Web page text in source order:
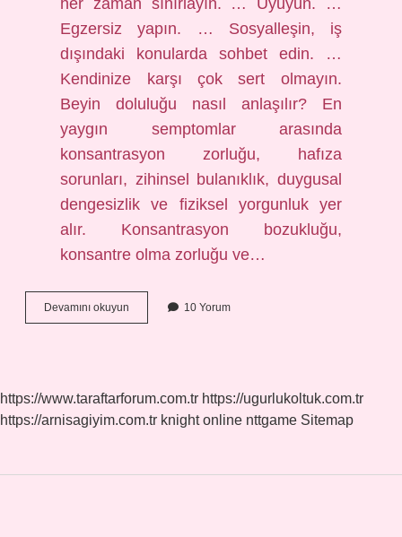
her zaman sınırlayın. … Uyuyun. …
Egzersiz yapın. … Sosyalleşin, iş
dışındaki konularda sohbet edin. …
Kendinize karşı çok sert olmayın.
Beyin doluluğu nasıl anlaşılır? En
yaygın semptomlar arasında
konsantrasyon zorluğu, hafıza
sorunları, zihinsel bulanıklık, duygusal
dengesizlik ve fiziksel yorgunluk yer
alır. Konsantrasyon bozukluğu,
konsantre olma zorluğu ve…
Devamını okuyun
Yorgunluğu
10 Yorum
https://www.taraftarforum.com.tr https://ugurlukoltuk.com.tr
https://arnisagiyim.com.tr knight online nttgame Sitemap